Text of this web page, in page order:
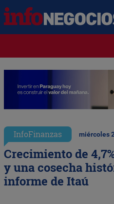
InfoFinanzas miércoles
Crecimiento de
y una cosecha
informe de Itaú